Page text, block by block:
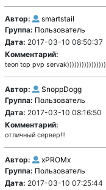
Автор:
smartstail
Группа: Пользователь
Дата: 2017-03-10 08:50:37
Комментарий:
teon top pvp servak))))))))))))))))
Автор:
SnoppDogg
Группа: Пользователь
Дата: 2017-03-10 08:16:50
Комментарий:
отличный сервер!!!
Автор:
xPROMx
Группа: Пользователь
Дата: 2017-03-10 07:25:44